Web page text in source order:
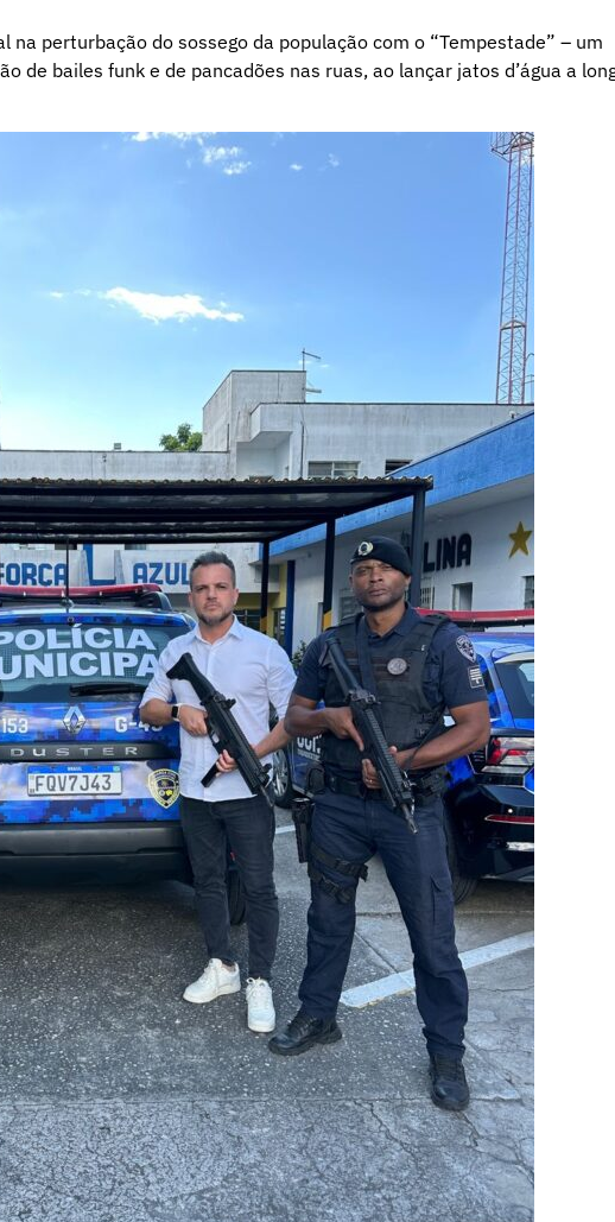
perturbação do sossego da população com o “Tempestade” – um
de bailes funk e de pancadões nas ruas, ao lançar jatos d’água a